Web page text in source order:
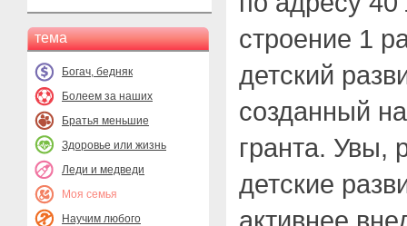
тема
Богач, бедняк
Болеем за наших
Братья меньшие
Здоровье или жизнь
Леди и медведи
Моя семья
Научим любого
строение 1
детский
созданный
гранта. Увы,
детские